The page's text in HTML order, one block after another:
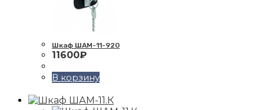
Шкаф ШАМ-11-920
11600₽
В корзину